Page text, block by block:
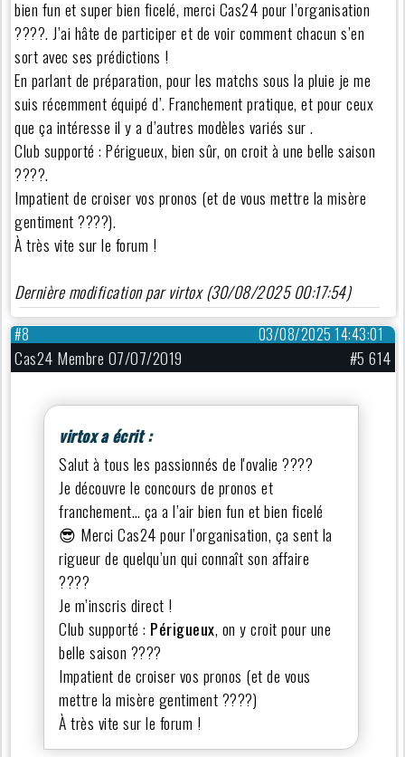
bien fun et super bien ficelé, merci Cas24 pour l’organisation
????. J’ai hâte de participer et de voir comment chacun s’en
sort avec ses prédictions !
En parlant de préparation, pour les matchs sous la pluie je me
suis récemment équipé d’. Franchement pratique, et pour ceux
que ça intéresse il y a d’autres modèles variés sur .
Club supporté : Périgueux, bien sûr, on croit à une belle saison
????.
Impatient de croiser vos pronos (et de vous mettre la misère
gentiment ????).
À très vite sur le forum !
Dernière modification par virtox (30/08/2025 00:17:54)
03/08/2025 14:43:01
#8
Cas24 Membre 07/07/2019 #5 614
virtox a écrit :
Salut à tous les passionnés de l'ovalie ????
Je découvre le concours de pronos et
franchement… ça a l’air bien fun et bien ficelé
😎 Merci Cas24 pour l’organisation, ça sent la
rigueur de quelqu’un qui connaît son affaire
????
Je m’inscris direct !
Club supporté : Périgueux, on y croit pour une
belle saison ????
Impatient de croiser vos pronos (et de vous
mettre la misère gentiment ????)
À très vite sur le forum !